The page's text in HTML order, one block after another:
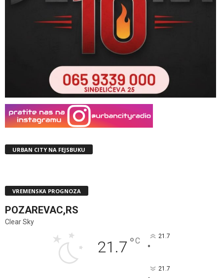
URBAN CITY NA FEJSBUKU
VREMENSKA PROGNOZA
POZAREVAC,RS
Clear Sky
21.7 °C 21.7
°
21.7